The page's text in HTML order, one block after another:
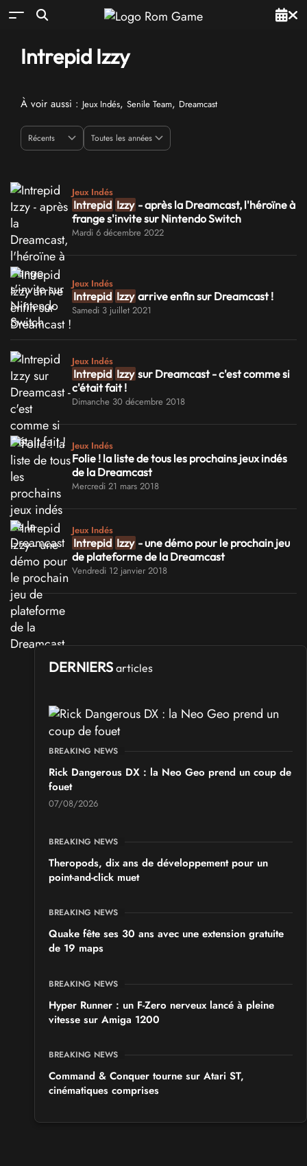
Intrepid Izzy
À voir aussi : Jeux Indés, Senile Team, Dreamcast
Jeux Indés
Intrepid Izzy - après la Dreamcast, l'héroïne à
frange s'invite sur Nintendo Switch
Mardi 6 décembre 2022
Jeux Indés
Intrepid Izzy arrive enfin sur Dreamcast !
Samedi 3 juillet 2021
Jeux Indés
Intrepid Izzy sur Dreamcast - c'est comme si
c'était fait !
Dimanche 30 décembre 2018
Jeux Indés
Folie ! la liste de tous les prochains jeux indés
de la Dreamcast
Mercredi 21 mars 2018
Jeux Indés
Intrepid Izzy - une démo pour le prochain jeu
de plateforme de la Dreamcast
Vendredi 12 janvier 2018
DERNIERS articles
BREAKING NEWS
Rick Dangerous DX : la Neo Geo prend un coup de
fouet
07/08/2026
BREAKING NEWS
Theropods, dix ans de développement pour un
point-and-click muet
BREAKING NEWS
Quake fête ses 30 ans avec une extension gratuite
de 19 maps
BREAKING NEWS
Hyper Runner : un F-Zero nerveux lancé à pleine
vitesse sur Amiga 1200
BREAKING NEWS
Command & Conquer tourne sur Atari ST,
cinématiques comprises